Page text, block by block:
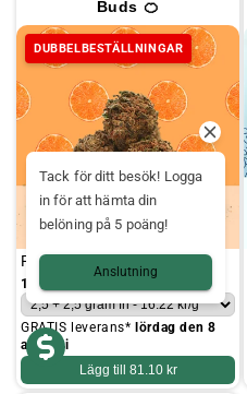
Buds 🍊
DUBBELBESTÄLLNINGAR
Ordinarie
pris
Från
1 köpt = 1 gratis
GRATIS leverans* lördag den 8
augusti
Lägg till 81.10 kr
Tack för ditt besök! Logga
in för att hämta din
belöning på 5 poäng!
Anslutning